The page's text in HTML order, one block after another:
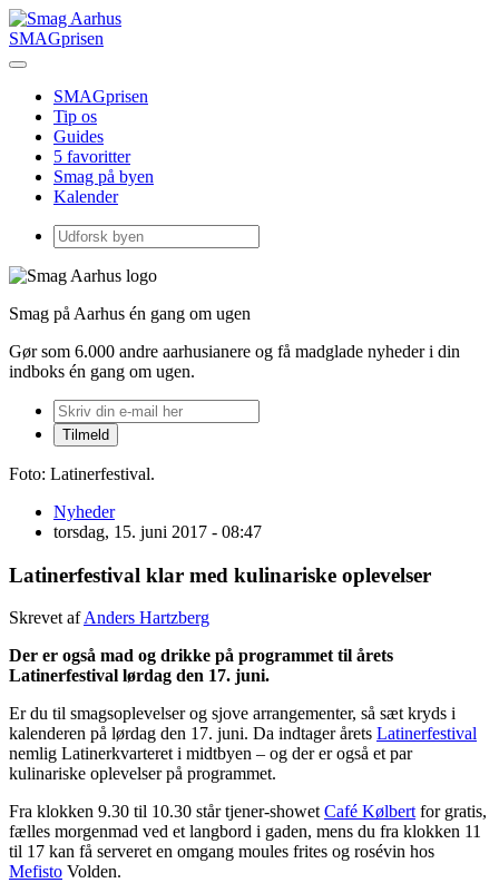
SMAGprisen
SMAGprisen
Tip os
Guides
5 favoritter
Smag på byen
Kalender
Smag på Aarhus én gang om ugen
Gør som 6.000 andre aarhusianere og få madglade nyheder i din
indboks én gang om ugen.
Foto: Latinerfestival.
Nyheder
torsdag, 15. juni 2017 - 08:47
Latinerfestival klar med kulinariske oplevelser
Skrevet afAnders Hartzberg
Der er også mad og drikke på programmet til årets
Latinerfestival lørdag den 17. juni.
Er du til smagsoplevelser og sjove arrangementer, så sæt kryds i
kalenderen på lørdag den 17. juni. Da indtager årets Latinerfestival
nemlig Latinerkvarteret i midtbyen – og der er også et par
kulinariske oplevelser på programmet.
Fra klokken 9.30 til 10.30 står tjener-showetCafé Kølbertfor gratis,
fælles morgenmad ved et langbord i gaden, mens du fra klokken 11
til 17 kan få serveret en omgang moules frites og rosévin hos
Mefisto Volden.